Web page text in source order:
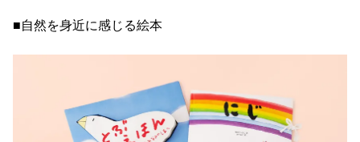
■自然を身近に感じる絵本